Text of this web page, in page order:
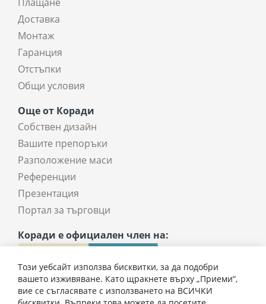
Доставка
Монтаж
Гаранция
Отстъпки
Общи условия
Още от Коради
Собствен дизайн
Вашите препоръки
Разположение маси
Референции
Презентация
Портал за търговци
Коради е официален член на:
Този уебсайт използва бисквитки, за да подобри
вашето изживяване. Като щракнете върху „Приеми“,
вие се съгласявате с използването на ВСИЧКИ